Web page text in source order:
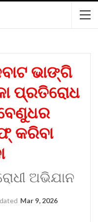
ଭାଙ୍ଗି
ପ୍ରତିରୋଧ
କରିବା
ଅଭିଯାନ
Mar 9, 2026